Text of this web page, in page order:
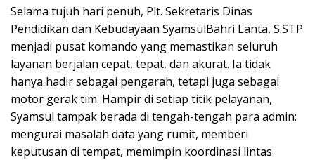
Selama tujuh hari penuh, Plt. Sekretaris Dinas
Pendidikan dan Kebudayaan SyamsulBahri Lanta, S.STP
menjadi pusat komando yang memastikan seluruh
layanan berjalan cepat, tepat, dan akurat. Ia tidak
hanya hadir sebagai pengarah, tetapi juga sebagai
motor gerak tim. Hampir di setiap titik pelayanan,
Syamsul tampak berada di tengah-tengah para admin:
mengurai masalah data yang rumit, memberi
keputusan di tempat, memimpin koordinasi lintas